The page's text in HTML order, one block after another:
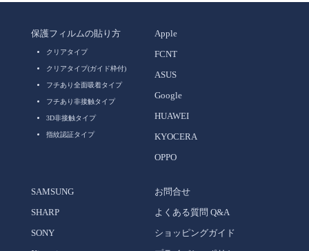
保護フィルムの貼り方
クリアタイプ
クリアタイプ(ガイド枠付)
フチあり全面吸着タイプ
フチあり非接触タイプ
3D非接触タイプ
指紋認証タイプ
Apple
FCNT
ASUS
Google
HUAWEI
KYOCERA
OPPO
SAMSUNG
SHARP
SONY
お問合せ
よくある質問 Q&A
ショッピングガイド